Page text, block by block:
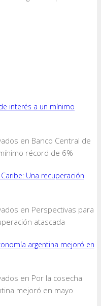
interés a un mínimo
en Banco Central de
récord de 6%
Una recuperación
en Perspectivas para
atascada
argentina mejoró en
en Por la cosecha
mejoró en mayo